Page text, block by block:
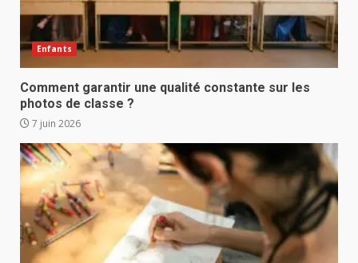
Enfants
Comment garantir une qualité constante sur les
photos de classe ?
7 juin 2026